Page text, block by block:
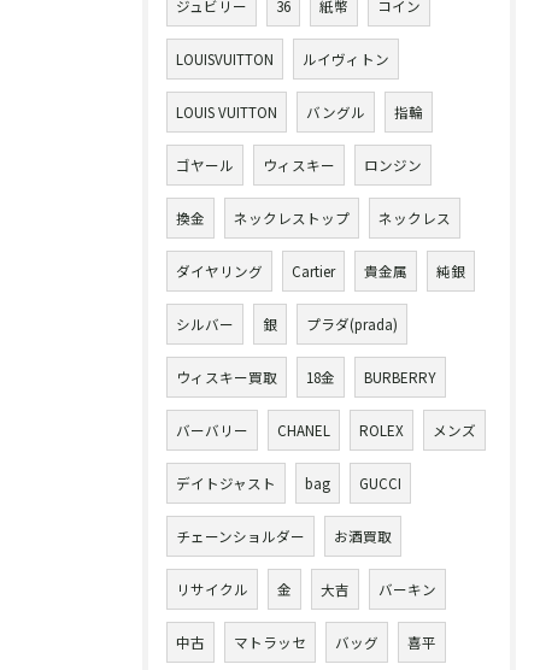
ジュビリー 36 紙幣 コイン
LOUISVUITTON ルイヴィトン
LOUIS VUITTON バングル 指輪
ゴヤール ウィスキー ロンジン
換金 ネックレストップ ネックレス
ダイヤリング Cartier 貴金属 純銀
シルバー 銀 プラダ(prada)
ウィスキー買取 18金 BURBERRY
バーバリー CHANEL ROLEX メンズ
デイトジャスト bag GUCCI
チェーンショルダー お酒買取
リサイクル 金 大吉 バーキン
中古 マトラッセ バッグ 喜平